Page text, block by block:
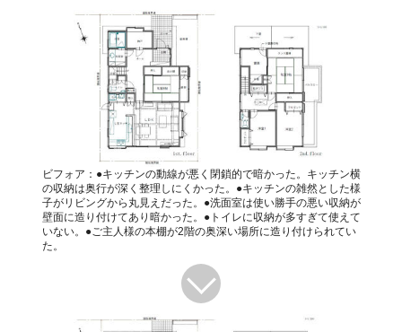
ビフォア：●キッチンの動線が悪く閉鎖的で暗かった。キッチン横
の収納は奥行が深く整理しにくかった。●キッチンの雑然とした様
子がリビングから丸見えだった。●洗面室は使い勝手の悪い収納が
壁面に造り付けてあり暗かった。●トイレに収納が多すぎて使えて
いない。●ご主人様の本棚が2階の奥深い場所に造り付けられてい
た。